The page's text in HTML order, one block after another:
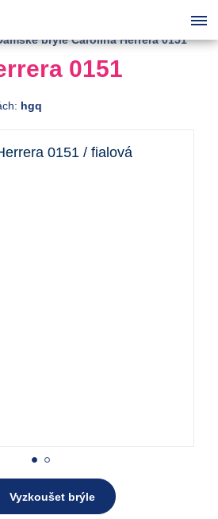
brýle Carolina Herrera 0151
0151
hgq
Vyzkoušet brýle